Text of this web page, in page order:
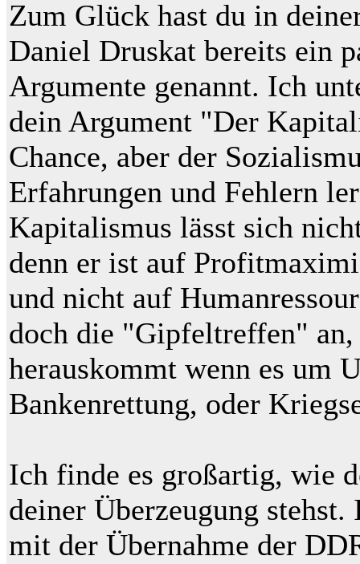
Zum Glück hast du in
Daniel Druskat bereits ein
Argumente genannt. Ich
dein Argument "Der
Chance, aber der
Erfahrungen und Fehlern
Kapitalismus lässt sich
denn er ist auf
und nicht auf
doch die "Gipfeltreffen" an,
herauskommt wenn es um
Bankenrettung, oder
Ich finde es großartig, wie
deiner Überzeugung
mit der Übernahme der